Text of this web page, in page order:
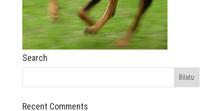
Search
Recent Comments